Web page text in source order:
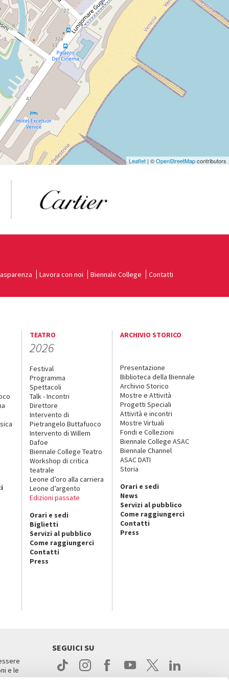
Leaflet | ©OpenStreetMapcontributors
Lavora con noi Biennale College Contatti
TEATRO
2026
Festival
Programma
Spettacoli
Talk - Incontri
Direttore
Intervento di
Pietrangelo Buttafuoco
Intervento di Willem
Dafoe
Biennale College Teatro
Workshop di critica
teatrale
Leone d’oro alla carriera
Leone d’argento
Edizioni passate
Orari e sedi
Biglietti
Servizi al pubblico
Come raggiungerci
Contatti
Press
ARCHIVIO STORICO
Presentazione
Biblioteca della Biennale
Archivio Storico
Mostre e Attività
Progetti Speciali
Attività e incontri
Mostre Virtuali
Fondi e Collezioni
Biennale College ASAC
Biennale Channel
ASAC DATI
Storia
Orari e sedi
News
Servizi al pubblico
Come raggiungerci
Contatti
Press
e le
SEGUICI SU